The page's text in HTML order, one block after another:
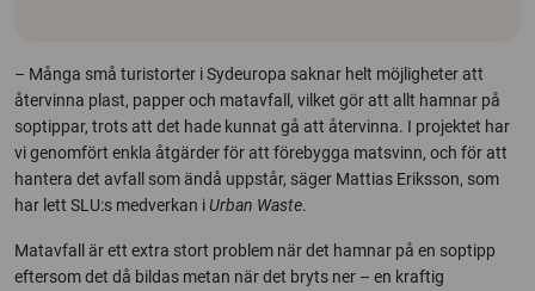
– Många små turistorter i Sydeuropa saknar helt möjligheter att
återvinna plast, papper och matavfall, vilket gör att allt hamnar på
soptippar, trots att det hade kunnat gå att återvinna. I projektet har
vi genomfört enkla åtgärder för att förebygga matsvinn, och för att
hantera det avfall som ändå uppstår, säger Mattias Eriksson, som
har lett SLU:s medverkan i Urban Waste.
Matavfall är ett extra stort problem när det hamnar på en soptipp
eftersom det då bildas metan när det bryts ner – en kraftig